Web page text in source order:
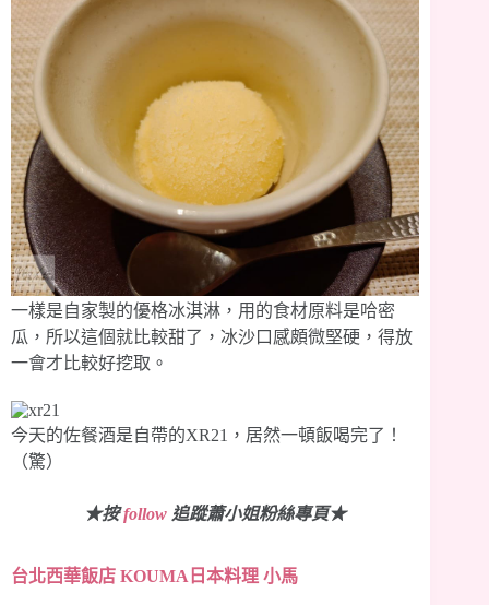
一樣是自家製的優格冰淇淋，用的食材原料是哈密
瓜，所以這個就比較甜了，冰沙口感頗微堅硬，得放
一會才比較好挖取。
今天的佐餐酒是自帶的XR21，居然一頓飯喝完了！
（驚）
★按follow 追蹤蕭小姐粉絲專頁★
台北西華飯店 KOUMA日本料理 小馬